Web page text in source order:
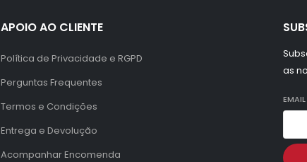
APOIO AO CLIENTE
Política de Privacidade e RGPD
Perguntas Frequentes
Termos e Condições
Entrega e Devolução
Acompanhar Encomenda
as
EMAIL